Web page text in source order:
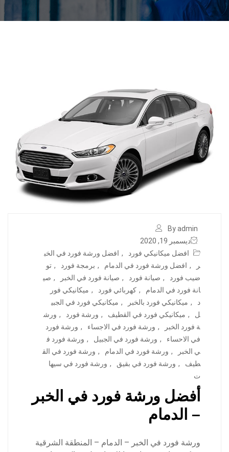
By admin
ديسمبر 19, 2020
افضل ميكانيكي فورد
, افضل ورشة فورد في الخب
ر
, افضل ورشة فورد في الدمام , برمجة فورد , تو
ضيب فورد
, صيانة فورد , صيانة فورد في الخبر , صي
انة فورد في الدمام
, كهربائي فورد , ميكانيكي فور
د
, ميكانيكي فورد بالخبر , ميكانيكي فورد في الجبي
ل
, ميكانيكي فورد في القطيف , ورشة فورد , ورش
ة فورد الخبر
, ورشة فورد في الاجساء , ورشة فورد
في الاحساء
, ورشة فورد في الجبيل , ورشة فورد ف
ي الخبر
, ورشة فورد في الدمام , ورشة فورد في الق
طيف
, ورشة فورد في بقيق , ورشة فورد في سيها
ت
أفضل ورشة فورد في الخبر
– الدمام
ورشة فورد في الخبر – الدمام – المنطقة الشرقية